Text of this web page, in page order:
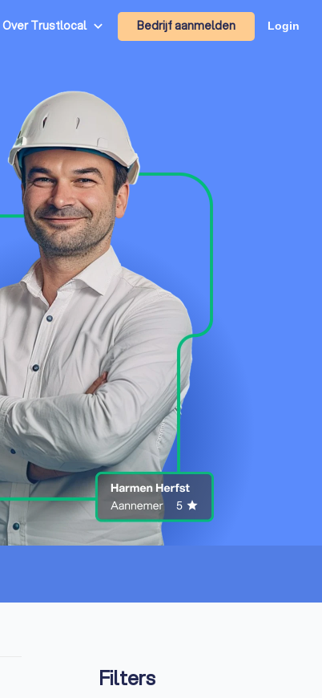
Over Trustlocal Bedrijf aanmelden Login
Filters